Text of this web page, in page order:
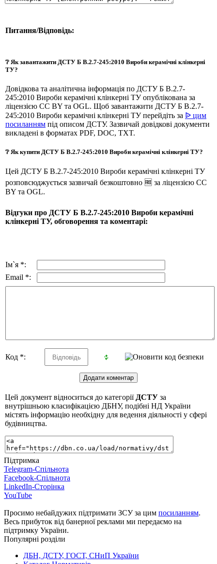
Питання/Відповідь:
❔ Як завантажити ДСТУ Б В.2.7-245:2010 Вироби керамічні клінкерні
ТУ?
Довідкова та аналітична інформація по ДСТУ Б В.2.7-
245:2010 Вироби керамічні клінкерні ТУ опублікована за
ліцензією CC BY та OGL. Щоб завантажити ДСТУ Б В.2.7-
245:2010 Вироби керамічні клінкерні ТУ перейдіть за ᐉ цим
посиланням під описом ДСТУ. Зазвичай довідкові документи
викладені в форматах PDF, DOC, TXT.
❔ Як купити ДСТУ Б В.2.7-245:2010 Вироби керамічні клінкерні ТУ?
Цей ДСТУ Б В.2.7-245:2010 Вироби керамічні клінкерні ТУ
розповсюджується зазвичай безкоштовно 🆓 за ліцензією CC
BY та OGL.
Відгуки про ДСТУ Б В.2.7-245:2010 Вироби керамічні
клінкерні ТУ, обговорення та коментарі:
Ім`я *:
Email *:
Код *:
Цей документ відноситься до категорії ДСТУ за
внутрішньою класифікацією ДБНУ, подібні НД України
містять інформацію необхідну для ведення діяльності у сфері
будівництва.
Підтримка
Telegram-Спільнота
Facebook-Спільнота
LinkedIn-Сторінка
YouTube
Просимо небайдужих підтримати ЗСУ за цим посиланням.
Весь прибуток від банерної реклами ми передаємо на
підтримку України.
Популярні розділи
ДБН, ДСТУ, ГОСТ, СНиП України